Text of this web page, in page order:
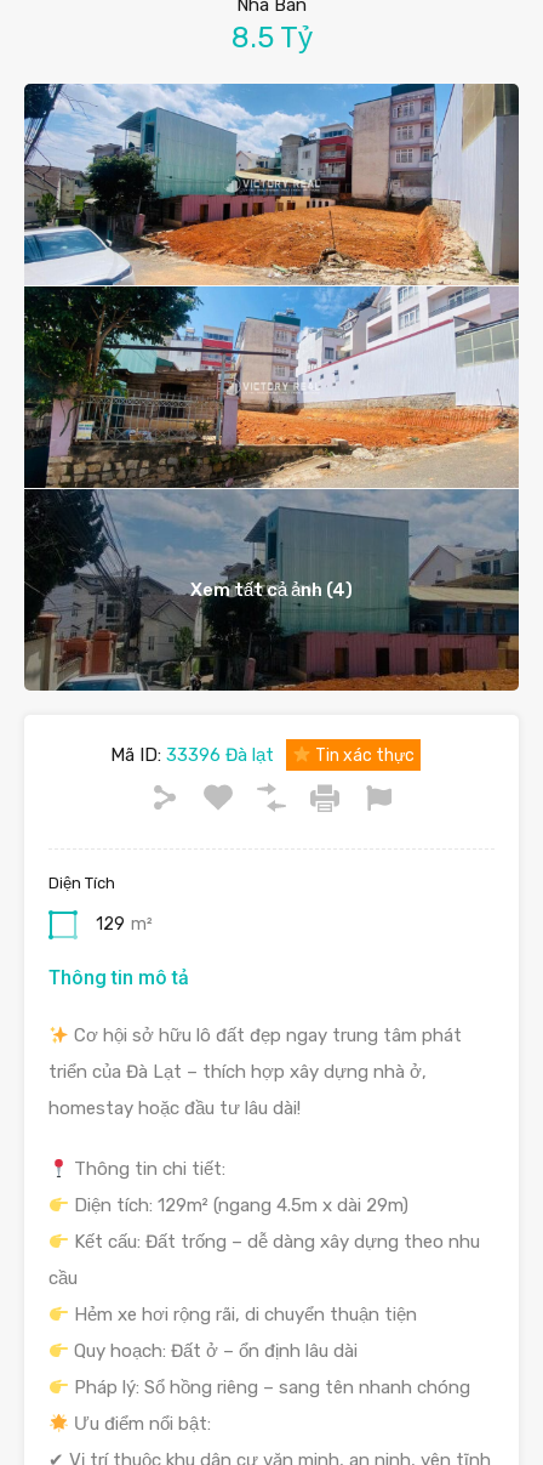
Nhà Bán
8.5 Tỷ
Xem tất cả ảnh (4)
Mã ID: 33396 Đà lạt Tin xác thực
Diện Tích
129 m²
Thông tin mô tả
Cơ hội sở hữu lô đất đẹp ngay trung tâm phát
triển của Đà Lạt – thích hợp xây dựng nhà ở,
homestay hoặc đầu tư lâu dài!
Thông tin chi tiết:
Diện tích: 129m² (ngang 4.5m x dài 29m)
Kết cấu: Đất trống – dễ dàng xây dựng theo nhu
cầu
Hẻm xe hơi rộng rãi, di chuyển thuận tiện
Quy hoạch: Đất ở – ổn định lâu dài
Pháp lý: Sổ hồng riêng – sang tên nhanh chóng
Ưu điểm nổi bật:
✔ Vị trí thuộc khu dân cư văn minh, an ninh, yên tĩnh